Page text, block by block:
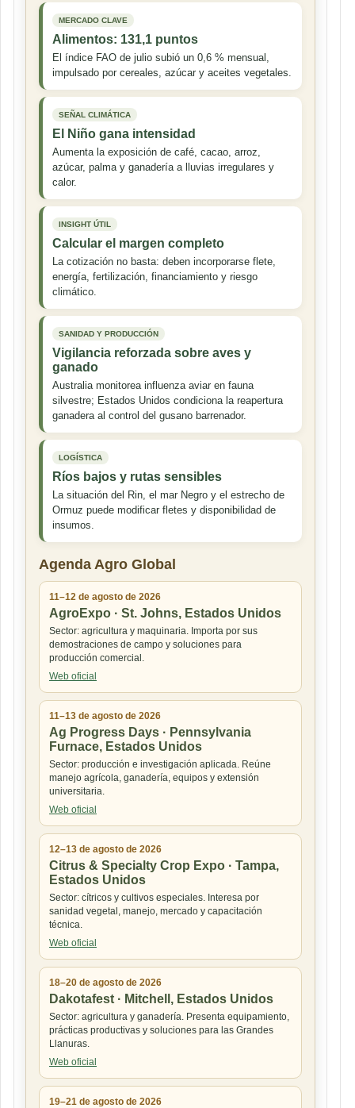
MERCADO CLAVE
Alimentos: 131,1 puntos
El índice FAO de julio subió un 0,6 % mensual,
impulsado por cereales, azúcar y aceites vegetales.
SEÑAL CLIMÁTICA
El Niño gana intensidad
Aumenta la exposición de café, cacao, arroz,
azúcar, palma y ganadería a lluvias irregulares y
calor.
INSIGHT ÚTIL
Calcular el margen completo
La cotización no basta: deben incorporarse flete,
energía, fertilización, financiamiento y riesgo
climático.
SANIDAD Y PRODUCCIÓN
Vigilancia reforzada sobre aves y
ganado
Australia monitorea influenza aviar en fauna
silvestre; Estados Unidos condiciona la reapertura
ganadera al control del gusano barrenador.
LOGÍSTICA
Ríos bajos y rutas sensibles
La situación del Rin, el mar Negro y el estrecho de
Ormuz puede modificar fletes y disponibilidad de
insumos.
Agenda Agro Global
11–12 de agosto de 2026
AgroExpo · St. Johns, Estados Unidos
Sector: agricultura y maquinaria. Importa por sus
demostraciones de campo y soluciones para
producción comercial.
Web oficial
11–13 de agosto de 2026
Ag Progress Days · Pennsylvania
Furnace, Estados Unidos
Sector: producción e investigación aplicada. Reúne
manejo agrícola, ganadería, equipos y extensión
universitaria.
Web oficial
12–13 de agosto de 2026
Citrus & Specialty Crop Expo · Tampa,
Estados Unidos
Sector: cítricos y cultivos especiales. Interesa por
sanidad vegetal, manejo, mercado y capacitación
técnica.
Web oficial
18–20 de agosto de 2026
Dakotafest · Mitchell, Estados Unidos
Sector: agricultura y ganadería. Presenta equipamiento,
prácticas productivas y soluciones para las Grandes
Llanuras.
Web oficial
19–21 de agosto de 2026